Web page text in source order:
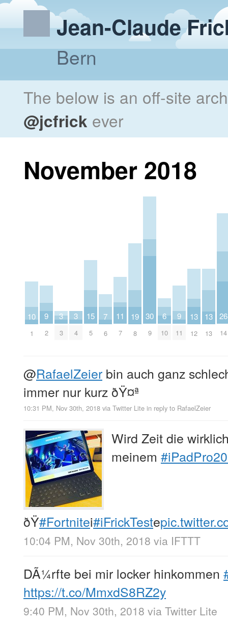
Jean-Claude
Bern
The below is an off-site
@jcfrick ever
November 2018
10
1
9
2
3
3
3
4
15
5
7
6
11
7
19
8
30
9
6
10
9
11
13
12
13
13
26
14
@RafaelZeier bin auch ganz
immer nur kurz ðŸ¤ª
10:31 PM, Nov 30th, 2018 via Twitter Lite in reply to RafaelZeier
Wird Zeit die
meinem
ðŸ#Fortnitei#iFrickTeste
10:04 PM, Nov 30th, 2018 via IFTTT
DÃ¼rfte bei mir locker hinkommen
https://t.co/MmxdS8RZ2y
9:40 PM, Nov 30th, 2018 via Twitter Lite